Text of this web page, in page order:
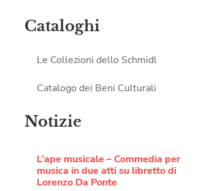
Cataloghi
Le Collezioni dello Schmidl
Catalogo dei Beni Culturali
Notizie
L’ape musicale – Commedia per
musica in due atti su libretto di
Lorenzo Da Ponte